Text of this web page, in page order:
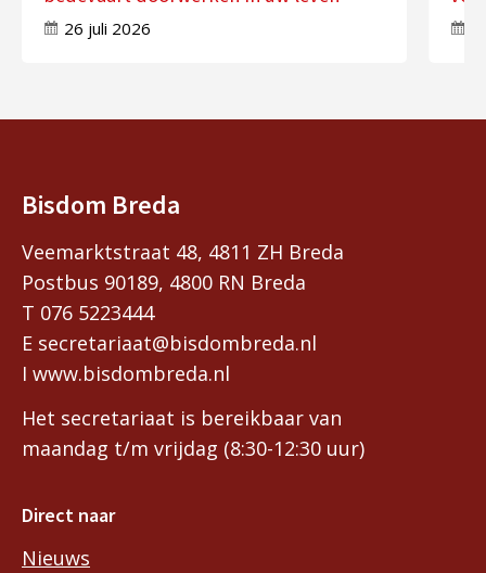
26 juli 2026
Bisdom Breda
Veemarktstraat 48, 4811 ZH Breda
Postbus 90189, 4800 RN Breda
T 076 5223444
E secretariaat@bisdombreda.nl
I www.bisdombreda.nl
Het secretariaat is bereikbaar van
maandag t/m vrijdag (8:30-12:30 uur)
Direct naar
Nieuws